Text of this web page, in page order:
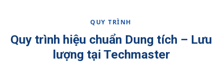
QUY TRÌNH
Quy trình hiệu chuẩn Dung tích – Lưu
lượng tại Techmaster